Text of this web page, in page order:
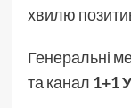
хвилю
Генеральні
та канал 1+1